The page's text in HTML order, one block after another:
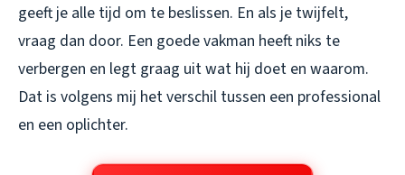
geeft je alle tijd om te beslissen. En als je twijfelt,
vraag dan door. Een goede vakman heeft niks te
verbergen en legt graag uit wat hij doet en waarom.
Dat is volgens mij het verschil tussen een professional
en een oplichter.